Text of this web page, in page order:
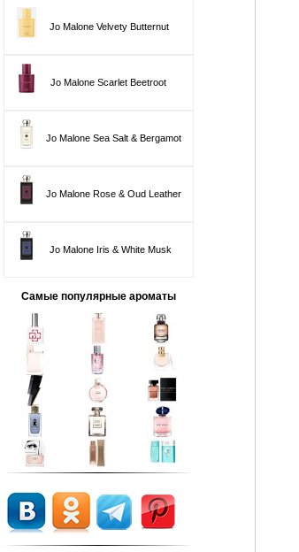
Jo Malone Velvety Butternut
Jo Malone Scarlet Beetroot
Jo Malone Sea Salt & Bergamot
Jo Malone Rose & Oud Leather
Jo Malone Iris & White Musk
Самые популярные ароматы